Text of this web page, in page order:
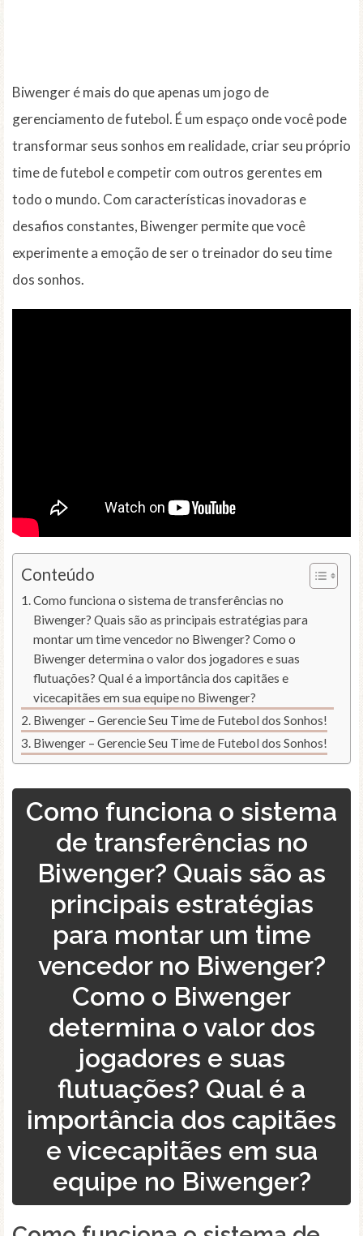
Biwenger é mais do que apenas um jogo de
gerenciamento de futebol. É um espaço onde você pode
transformar seus sonhos em realidade, criar seu próprio
time de futebol e competir com outros gerentes em
todo o mundo. Com características inovadoras e
desafios constantes, Biwenger permite que você
experimente a emoção de ser o treinador do seu time
dos sonhos.
Conteúdo
Como funciona o sistema de transferências no
Biwenger? Quais são as principais estratégias para
montar um time vencedor no Biwenger? Como o
Biwenger determina o valor dos jogadores e suas
flutuações? Qual é a importância dos capitães e
vicecapitães em sua equipe no Biwenger?
Biwenger – Gerencie Seu Time de Futebol dos Sonhos!
Biwenger – Gerencie Seu Time de Futebol dos Sonhos!
Como funciona o sistema
de transferências no
Biwenger? Quais são as
principais estratégias
para montar um time
vencedor no Biwenger?
Como o Biwenger
determina o valor dos
jogadores e suas
flutuações? Qual é a
importância dos capitães
e vicecapitães em sua
equipe no Biwenger?